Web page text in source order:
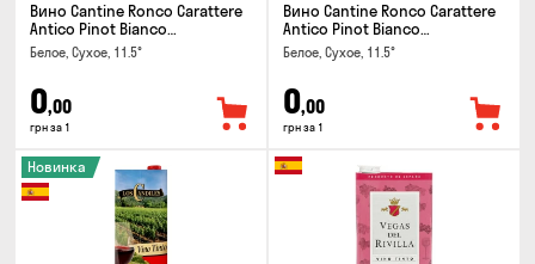
Вино Cantine Ronco Carattere
Antico Pinot Bianco
Chardonnay Rubicone IGT 0.25л
Белое, Сухое, 11.5°
0,00
грн за 1
Вино Cantine Ronco Carattere
Antico Pinot Bianco
Chardonnay Rubicone IGT 1л
Белое, Сухое, 11.5°
0,00
грн за 1
Новинка